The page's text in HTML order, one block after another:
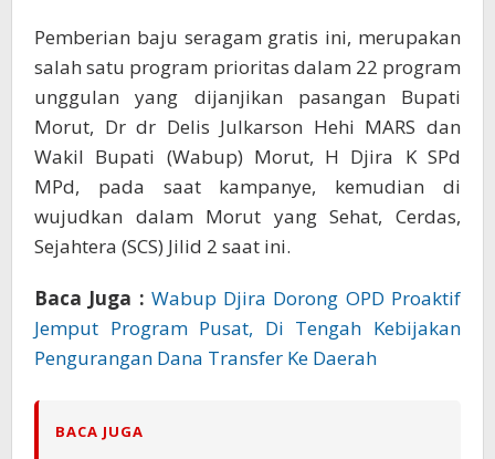
Pemberian baju seragam gratis ini, merupakan
salah satu program prioritas dalam 22 program
unggulan yang dijanjikan pasangan Bupati
Morut, Dr dr Delis Julkarson Hehi MARS dan
Wakil Bupati (Wabup) Morut, H Djira K SPd
MPd, pada saat kampanye, kemudian di
wujudkan dalam Morut yang Sehat, Cerdas,
Sejahtera (SCS) Jilid 2 saat ini.
Baca Juga : Wabup Djira Dorong OPD Proaktif
Jemput Program Pusat, Di Tengah Kebijakan
Pengurangan Dana Transfer Ke Daerah
BACA JUGA